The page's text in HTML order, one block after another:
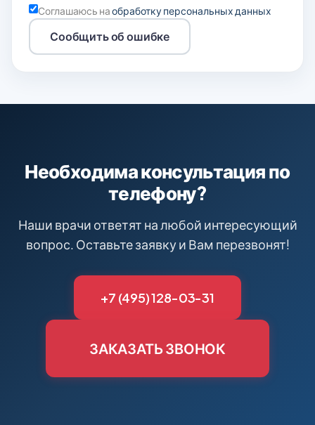
Соглашаюсь наобработку персональных данных
Сообщить об ошибке
Необходима консультация по
телефону?
Наши врачи ответят на любой интересующий
вопрос. Оставьте заявку и Вам перезвонят!
+7 (495) 128-03-31
ЗАКАЗАТЬ ЗВОНОК